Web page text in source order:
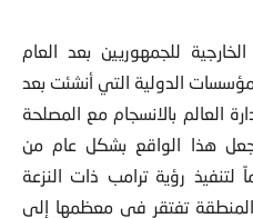
للجمهوريين بعد العام
للمؤسسات الدولية التي أنشئت بعد
العالم بالانسجام مع المصلحة
ويجعل هذا الواقع بشكل عام من
لتنفيذ رؤية ترامب ذات النزعة
المنطقة تفتقر في معظمها إلى